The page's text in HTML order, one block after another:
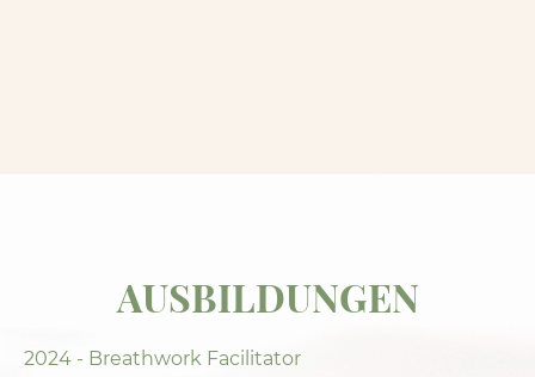
AUSBILDUNGEN
2024 - Breathwork Facilitator